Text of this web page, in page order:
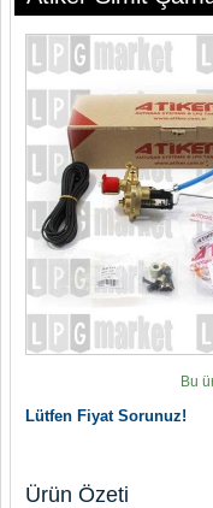
Bu
Lütfen Fiyat Sorunuz!
Ürün Özeti